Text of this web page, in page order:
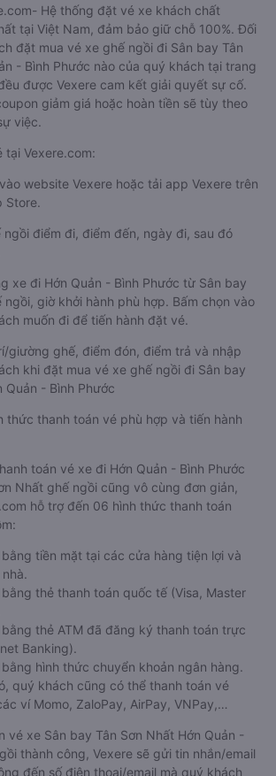
Hệ thống đặt vé xe khách chất
tại Việt Nam, đảm bảo giữ chỗ 100%. Đối
đặt mua vé xe ghế ngồi đi Sân bay Tân
- Bình Phước nào của quý khách tại trang
được Vexere cam kết giải quyết sự cố.
giảm giá hoặc hoàn tiền sẽ tùy theo
việc.
tại Vexere.com:
website Vexere hoặc tải app Vexere trên
Store.
ngồi điểm đi, điểm đến, ngày đi, sau đó
xe đi Hớn Quản - Bình Phước từ Sân bay
ngồi, giờ khởi hành phù hợp. Bấm chọn vào
muốn đi để tiến hành đặt vé.
giường ghế, điểm đón, điểm trả và nhập
khi đặt mua vé xe ghế ngồi đi Sân bay
Quản - Bình Phước
thức thanh toán vé phù hợp và tiến hành
toán vé xe đi Hớn Quản - Bình Phước
Nhất ghế ngồi cũng vô cùng đơn giản,
hỗ trợ đến 06 hình thức thanh toán
tiền mặt tại các cửa hàng tiện lợi và
thẻ thanh toán quốc tế (Visa, Master
thẻ ATM đã đăng ký thanh toán trực
Banking).
hình thức chuyển khoản ngân hàng.
quý khách cũng có thể thanh toán vé
ví Momo, ZaloPay, AirPay, VNPay,…
vé xe Sân bay Tân Sơn Nhất Hớn Quản -
thành công, Vexere sẽ gửi tin nhắn/email
đến số điện thoại/email mà quý khách